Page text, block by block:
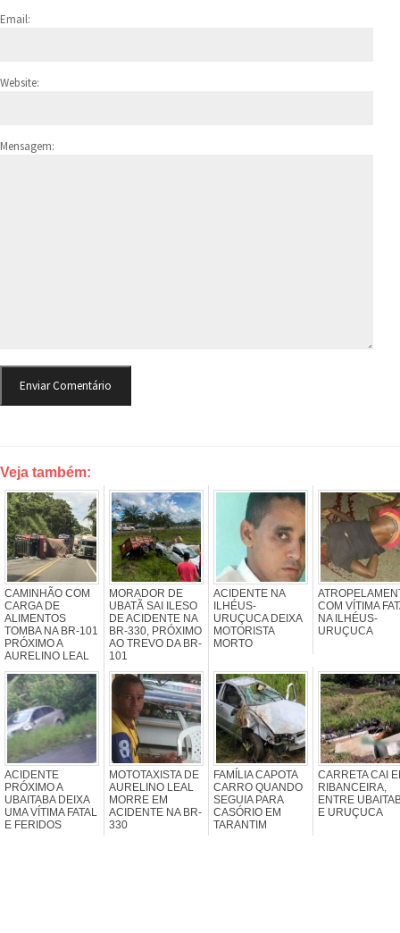
Email:
Website:
Mensagem:
Veja também:
CAMINHÃO COM
CARGA DE
ALIMENTOS
TOMBA NA BR-101
PRÓXIMO A
AURELINO LEAL
MORADOR DE
UBATÃ SAI ILESO
DE ACIDENTE NA
BR-330, PRÓXIMO
AO TREVO DA BR-
101
ACIDENTE NA
ILHÉUS-
URUÇUCA DEIXA
MOTORISTA
MORTO
COM VÍTIMA
NA ILHÉUS-
URUÇUCA
ACIDENTE
PRÓXIMO A
UBAITABA DEIXA
UMA VÍTIMA FATAL
E FERIDOS
MOTOTAXISTA DE
AURELINO LEAL
MORRE EM
ACIDENTE NA BR-
330
FAMÍLIA CAPOTA
CARRO QUANDO
SEGUIA PARA
CASÓRIO EM
TARANTIM
CARRETA CAI
RIBANCEIRA,
ENTRE
E URUÇUCA